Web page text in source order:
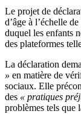
Le projet de
d’âge à l’échelle
duquel les enfants
des plateformes
La déclaration
» en matière de
sociaux. Elle
des « pratiques
problèmes tels que